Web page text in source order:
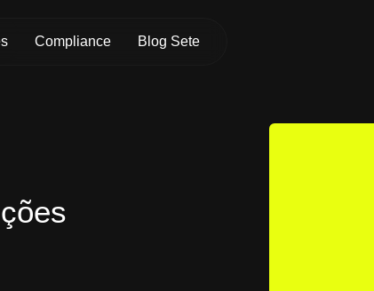
Compliance Blog Sete